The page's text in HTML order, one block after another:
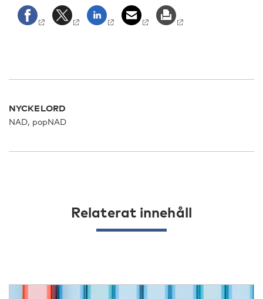
NYCKELORD
NAD, popNAD
Relaterat innehåll